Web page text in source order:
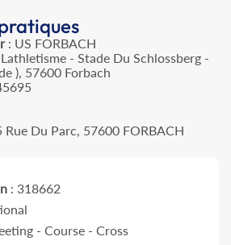
: US FORBACH
- Stade Du Schlossberg -
), 57600 Forbach
Du Parc, 57600 FORBACH
: 318662
- Course - Cross